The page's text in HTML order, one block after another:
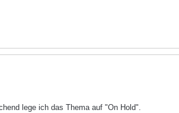
lege ich das Thema auf "On Hold".